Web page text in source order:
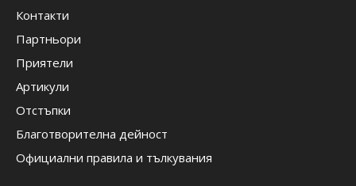
Контакти
Партньори
Приятели
Артикули
Отстъпки
Благотворителна дейност
Официални правила и тълкувания